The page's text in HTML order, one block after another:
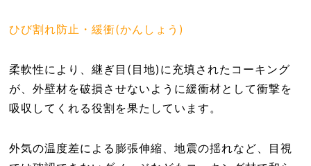
ひび割れ防止・緩衝(かんしょう)
柔軟性により、継ぎ目(目地)に充填されたコーキング
が、外壁材を破損させないように緩衝材として衝撃を
吸収してくれる役割を果たしています。
外気の温度差による膨張伸縮、地震の揺れなど、目視